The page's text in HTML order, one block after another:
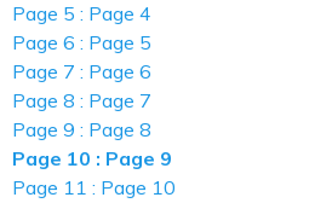
Page 5 : Page 4
Page 6 : Page 5
Page 7 : Page 6
Page 8 : Page 7
Page 9 : Page 8
Page 10 : Page 9
Page 11 : Page 10